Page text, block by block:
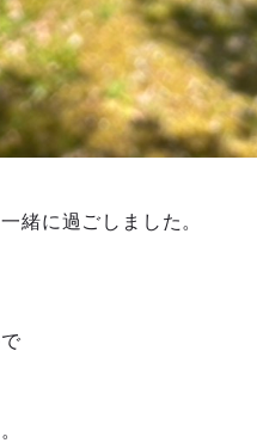
緒に過ごしました。